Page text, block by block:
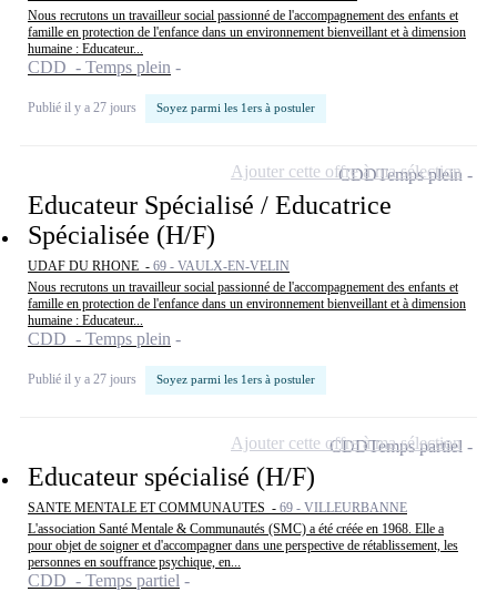
Nous recrutons un travailleur social passionné de l'accompagnement des enfants et
famille en protection de l'enfance dans un environnement bienveillant et à dimension
humaine : Educateur...
CDD - Temps plein
Publié il y a 27 jours Soyez parmi les 1ers à postuler
Educateur Spécialisé / Educatrice
Spécialisée (H/F)
UDAF DU RHONE - 69 - VAULX-EN-VELIN
Nous recrutons un travailleur social passionné de l'accompagnement des enfants et
famille en protection de l'enfance dans un environnement bienveillant et à dimension
humaine : Educateur...
CDD - Temps plein
Publié il y a 27 jours Soyez parmi les 1ers à postuler
CDDTemps plein
Ajouter cette offre à ma sélection
Educateur spécialisé (H/F)
SANTE MENTALE ET COMMUNAUTES - 69 - VILLEURBANNE
L'association Santé Mentale & Communautés (SMC) a été créée en 1968. Elle a
pour objet de soigner et d'accompagner dans une perspective de rétablissement, les
personnes en souffrance psychique, en...
CDD - Temps partiel
CDDTemps partiel
Ajouter cette offre à ma sélection